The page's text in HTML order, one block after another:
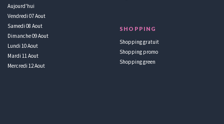
Aujourd'hui
Vendredi 07 Aout
Samedi 08 Aout
Dimanche 09 Aout
Lundi 10 Aout
Mardi 11 Aout
Mercredi 12 Aout
SHOPPING
Shopping gratuit
Shopping promo
Shopping green